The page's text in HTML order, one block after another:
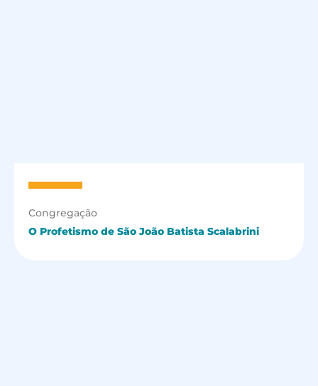
Congregação
O Profetismo de São João Batista Scalabrini